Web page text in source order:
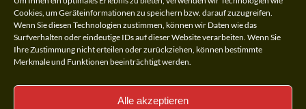
Cookies, um Geräteinformationen zu speichern bzw. darauf zuzugreifen.
Wenn Sie diesen Technologien zustimmen, können wir Daten wie das
Surfverhalten oder eindeutige IDs auf dieser Website verarbeiten. Wenn Sie
Ihre Zustimmung nicht erteilen oder zurückziehen, können bestimmte
Merkmale und Funktionen beeinträchtigt werden.
Alle akzeptieren
Next Post
Jura-Examen: Punktevergabe Pi mal Daumen?